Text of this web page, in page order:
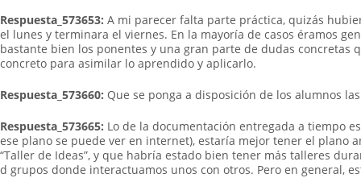
Respuesta_573653: A mi parecer falta parte práctica, quizás
el lunes y terminara el viernes. En la mayoría de casos éramos
bastante bien los ponentes y una gran parte de dudas
concreto para asimilar lo aprendido y aplicarlo.
Respuesta_573660: Que se ponga a disposición de los alumnos
Respuesta_573665: Lo de la documentación entregada a tiempo
ese plano se puede ver en internet), estaría mejor tener el plano
“Taller de Ideas”, y que habría estado bien tener más talleres
d grupos donde interactuamos unos con otros. Pero en general,